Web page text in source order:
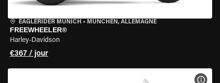
EAGLERIDER MUNICH • MÜNCHEN, ALLEMAGNE
FREEWHEELER®
Harley-Davidson
€367 / jour